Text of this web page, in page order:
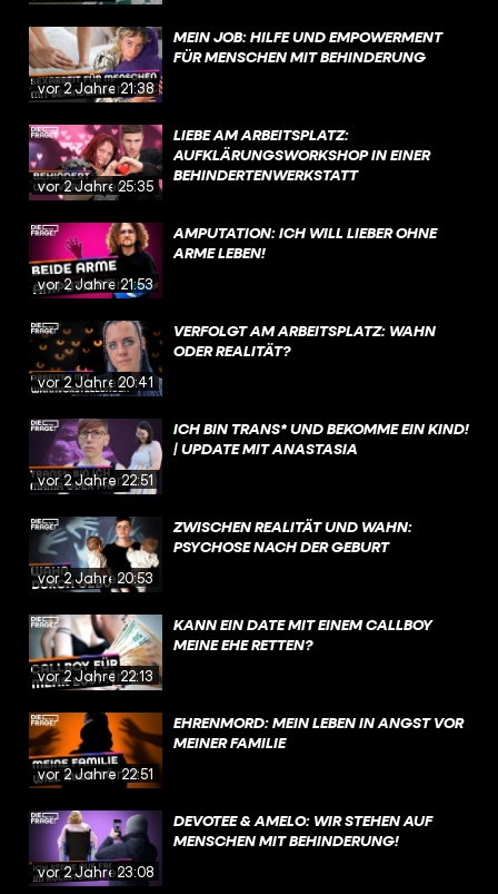
vor 2 Jahren21:38
MEIN JOB: HILFE UND EMPOWERMENT
FÜR MENSCHEN MIT BEHINDERUNG
vor 2 Jahren25:35
LIEBE AM ARBEITSPLATZ:
AUFKLÄRUNGSWORKSHOP IN EINER
BEHINDERTENWERKSTATT
vor 2 Jahren21:53
AMPUTATION: ICH WILL LIEBER OHNE
ARME LEBEN!
vor 2 Jahren20:41
VERFOLGT AM ARBEITSPLATZ: WAHN
ODER REALITÄT?
vor 2 Jahren22:51
ICH BIN TRANS* UND BEKOMME EIN KIND!
| UPDATE MIT ANASTASIA
vor 2 Jahren20:53
ZWISCHEN REALITÄT UND WAHN:
PSYCHOSE NACH DER GEBURT
vor 2 Jahren22:13
KANN EIN DATE MIT EINEM CALLBOY
MEINE EHE RETTEN?
vor 2 Jahren22:51
EHRENMORD: MEIN LEBEN IN ANGST VOR
MEINER FAMILIE
vor 2 Jahren23:08
DEVOTEE & AMELO: WIR STEHEN AUF
MENSCHEN MIT BEHINDERUNG!